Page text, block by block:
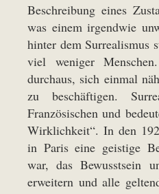
Beschreibung eines
was einem irgendwie
hinter dem Surrealismus
viel weniger
durchaus, sich einmal
zu beschäftigen.
Französischen und
Wirklichkeit“. In den
in Paris eine geistige
war, das Bewusstsein
erweitern und alle